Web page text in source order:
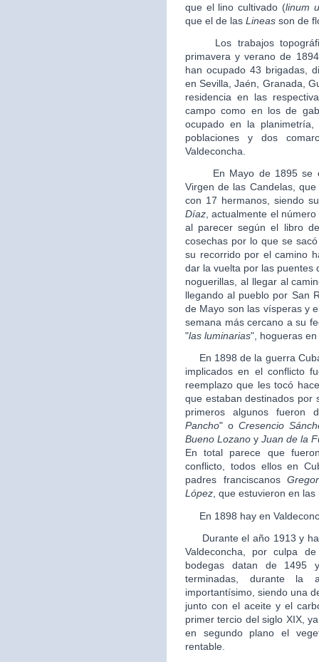
que el lino cultivado (linum
que el de las Lineas son de
Los trabajos
primavera y verano de
han ocupado 43 brigadas,
en Sevilla, Jaén, Granada,
residencia en las
campo como en los de
ocupado en la
poblaciones y dos
Valdeconcha.
En Mayo de 1895 se
Virgen de las Candelas,
con 17 hermanos, siendo
Díaz , actualmente el
al parecer según el libro
cosechas por lo que se
su recorrido por el camino
dar la vuelta por las puentes
noguerillas, al llegar al
llegando al pueblo por San
de Mayo son las vísperas y
semana más cercano a su
"las luminarias", hogueras
En 1898 de la guerra
implicados en el conflicto
reemplazo que les tocó
que estaban destinados por
primeros algunos fueron
Pancho" o Cresencio
Bueno Lozano y Juan de la
En total parece que
conflicto, todos ellos en
padres franciscanos
López, que estuvieron en las
En 1898 hay en
Durante el año 1913 y
Valdeconcha, por culpa
bodegas datan de 1495
terminadas, durante la
importantísimo, siendo una
junto con el aceite y el
primer tercio del siglo XIX,
en segundo plano el
rentable.